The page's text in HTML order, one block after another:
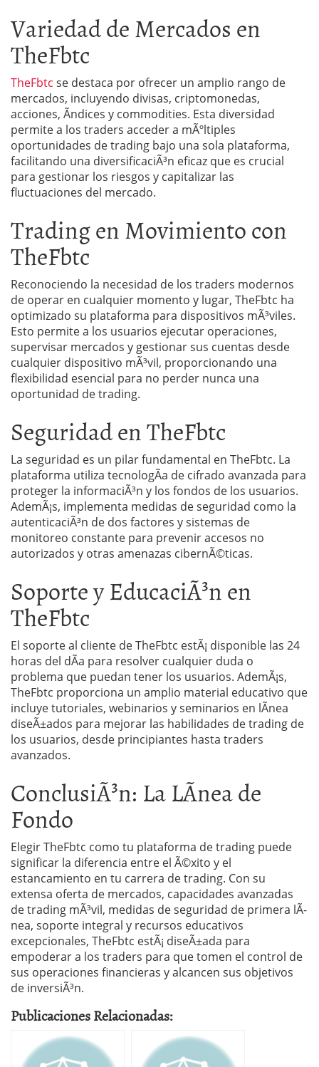
Variedad de Mercados en
TheFbtc
TheFbtc se destaca por ofrecer un amplio rango de
mercados, incluyendo divisas, criptomonedas,
acciones, Ã­ndices y commodities. Esta diversidad
permite a los traders acceder a mÃºltiples
oportunidades de trading bajo una sola plataforma,
facilitando una diversificaciÃ³n eficaz que es crucial
para gestionar los riesgos y capitalizar las
fluctuaciones del mercado.
Trading en Movimiento con
TheFbtc
Reconociendo la necesidad de los traders modernos
de operar en cualquier momento y lugar, TheFbtc ha
optimizado su plataforma para dispositivos mÃ³viles.
Esto permite a los usuarios ejecutar operaciones,
supervisar mercados y gestionar sus cuentas desde
cualquier dispositivo mÃ³vil, proporcionando una
flexibilidad esencial para no perder nunca una
oportunidad de trading.
Seguridad en TheFbtc
La seguridad es un pilar fundamental en TheFbtc. La
plataforma utiliza tecnologÃ­a de cifrado avanzada para
proteger la informaciÃ³n y los fondos de los usuarios.
AdemÃ¡s, implementa medidas de seguridad como la
autenticaciÃ³n de dos factores y sistemas de
monitoreo constante para prevenir accesos no
autorizados y otras amenazas cibernÃ©ticas.
Soporte y EducaciÃ³n en
TheFbtc
El soporte al cliente de TheFbtc estÃ¡ disponible las 24
horas del dÃ­a para resolver cualquier duda o
problema que puedan tener los usuarios. AdemÃ¡s,
TheFbtc proporciona un amplio material educativo que
incluye tutoriales, webinarios y seminarios en lÃ­nea
diseÃ±ados para mejorar las habilidades de trading de
los usuarios, desde principiantes hasta traders
avanzados.
ConclusiÃ³n: La LÃ­nea de
Fondo
Elegir TheFbtc como tu plataforma de trading puede
significar la diferencia entre el Ã©xito y el
estancamiento en tu carrera de trading. Con su
extensa oferta de mercados, capacidades avanzadas
de trading mÃ³vil, medidas de seguridad de primera lÃ­
nea, soporte integral y recursos educativos
excepcionales, TheFbtc estÃ¡ diseÃ±ada para
empoderar a los traders para que tomen el control de
sus operaciones financieras y alcancen sus objetivos
de inversiÃ³n.
Publicaciones Relacionadas: